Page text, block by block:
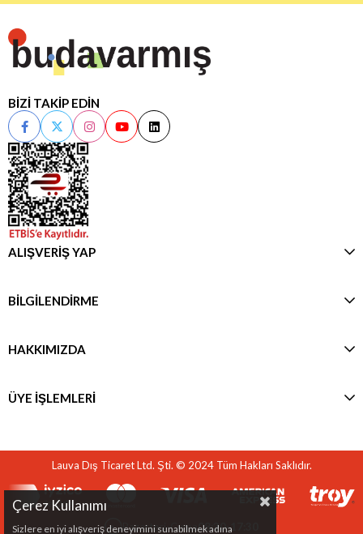
BİZİ TAKİP EDİN
ALIŞVERİŞ YAP
BİLGİLENDİRME
HAKKIMIZDA
ÜYE İŞLEMLERİ
Lauva Dış Ticaret Ltd. Şti. © 2024 Tüm Hakları Saklıdır.
Pazartesi-Cuma08:30-17:30
Çerez Kullanımı
Sizlere en iyi alışveriş deneyimini sunabilmek adına